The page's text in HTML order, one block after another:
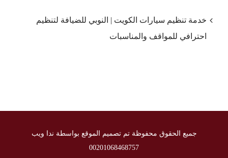
خدمة تنظيم سيارات الكويت | النوبي للضيافة لتنظيم
احترافي للمواقف والمناسبات
جميع الحقوق محفوظة تم تصميم الموقع بواسطة ندا ويب
00201068468757